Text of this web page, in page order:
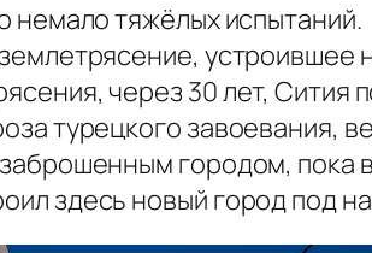
немало тяжёлых испытаний.
устроившее
через 30 лет, Сития
турецкого завоевания,
городом, пока
здесь новый город под